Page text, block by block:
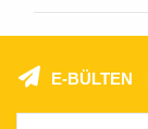
E-BÜLTEN